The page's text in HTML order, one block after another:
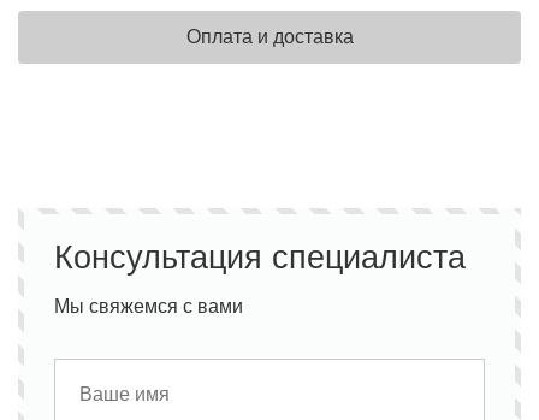
Оплата и доставка
Консультация специалиста
Мы свяжемся с вами